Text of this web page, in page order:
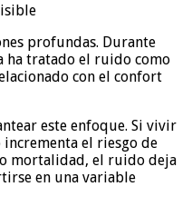
profundas. Durante
ha tratado el ruido como
con el confort
este enfoque. Si vivir
el riesgo de
mortalidad, el ruido deja
en una variable